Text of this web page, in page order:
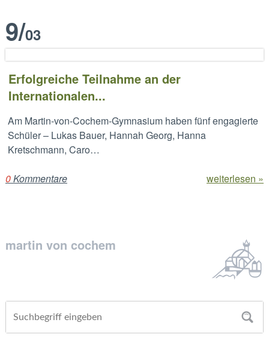
9/03
Erfolgreiche Teilnahme an der
Internationalen...
Am Martin-von-Cochem-Gymnasium haben fünf engagierte
Schüler – Lukas Bauer, Hannah Georg, Hanna
Kretschmann, Caro…
0Kommentare weiterlesen »
martin von cochem